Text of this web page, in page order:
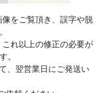
をご覧頂き、誤字や脱
れ以上の修正の必要が
。
、翌営業日にご発送い